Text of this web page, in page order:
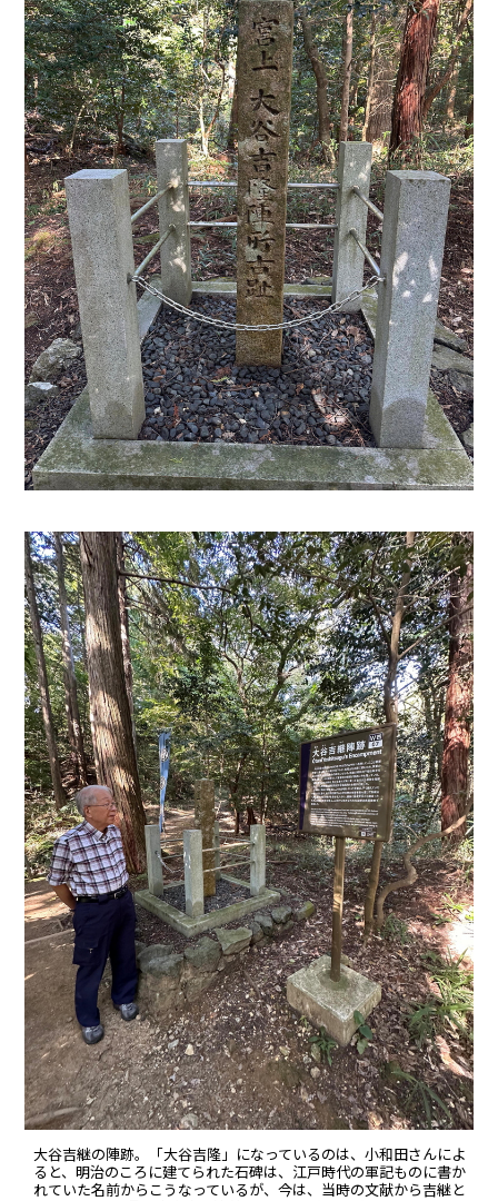
大谷吉継の陣跡。「大谷吉隆」になっているのは、小和田さんによ
ると、明治のころに建てられた石碑は、江戸時代の軍記ものに書か
れていた名前からこうなっているが、今は、当時の文献から吉継と